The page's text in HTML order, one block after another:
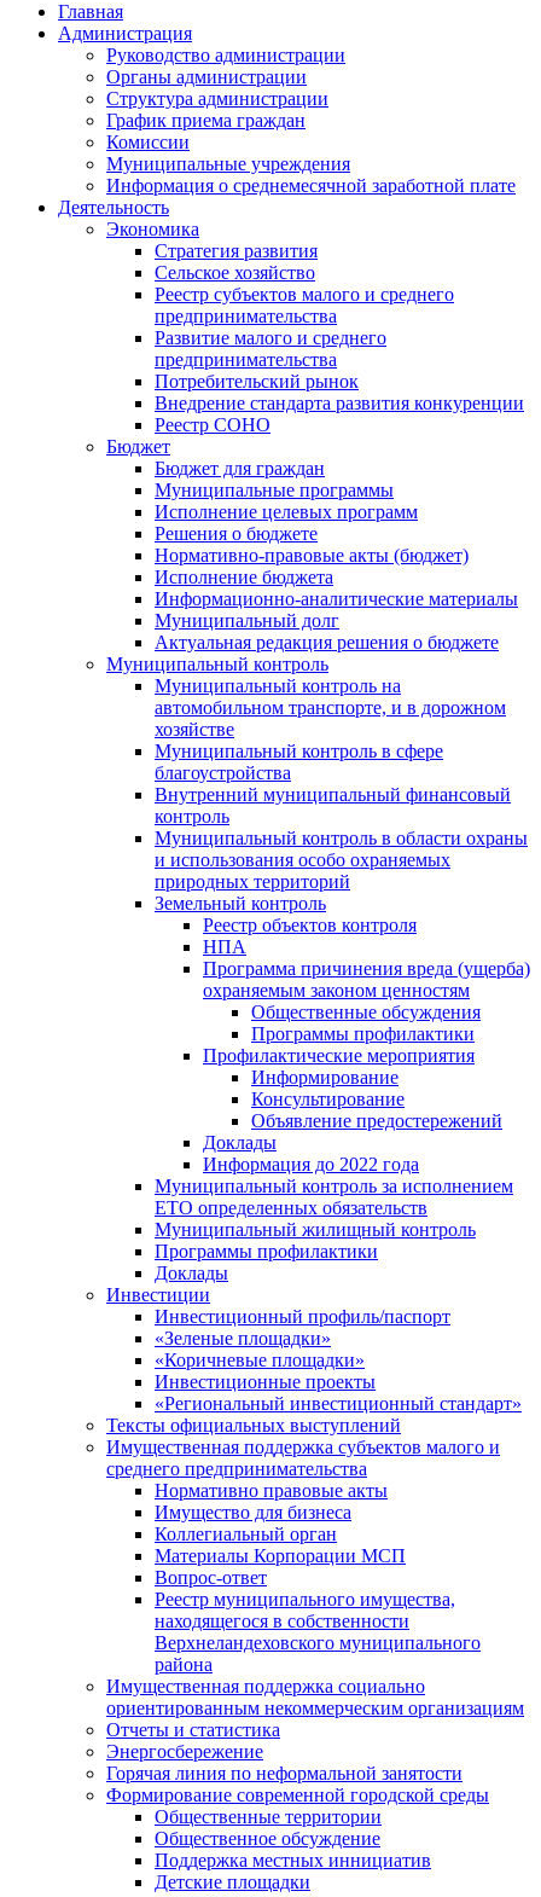
Главная
Администрация
Руководство администрации
Органы администрации
Структура администрации
График приема граждан
Комиссии
Муниципальные учреждения
Информация о среднемесячной заработной плате
Деятельность
Экономика
Стратегия развития
Сельское хозяйство
Реестр субъектов малого и среднего
предпринимательства
Развитие малого и среднего
предпринимательства
Потребительский рынок
Внедрение стандарта развития конкуренции
Реестр СОНО
Бюджет
Бюджет для граждан
Муниципальные программы
Исполнение целевых программ
Решения о бюджете
Нормативно-правовые акты (бюджет)
Исполнение бюджета
Информационно-аналитические материалы
Муниципальный долг
Актуальная редакция решения о бюджете
Муниципальный контроль
Муниципальный контроль на
автомобильном транспорте, и в дорожном
хозяйстве
Муниципальный контроль в сфере
благоустройства
Внутренний муниципальный финансовый
контроль
Муниципальный контроль в области охраны
и использования особо охраняемых
природных территорий
Земельный контроль
Реестр объектов контроля
НПА
Программа причинения вреда (ущерба)
охраняемым законом ценностям
Общественные обсуждения
Программы профилактики
Профилактические мероприятия
Информирование
Консультирование
Объявление предостережений
Доклады
Информация до 2022 года
Муниципальный контроль за исполнением
ЕТО определенных обязательств
Муниципальный жилищный контроль
Программы профилактики
Доклады
Инвестиции
Инвестиционный профиль/паспорт
«Зеленые площадки»
«Коричневые площадки»
Инвестиционные проекты
«Региональный инвестиционный стандарт»
Тексты официальных выступлений
Имущественная поддержка субъектов малого и
среднего предпринимательства
Нормативно правовые акты
Имущество для бизнеса
Коллегиальный орган
Материалы Корпорации МСП
Вопрос-ответ
Реестр муниципального имущества,
находящегося в собственности
Верхнеландеховского муниципального
района
Имущественная поддержка социально
ориентированным некоммерческим организациям
Отчеты и статистика
Энергосбережение
Горячая линия по неформальной занятости
Формирование современной городской среды
Общественные территории
Общественное обсуждение
Поддержка местных иннициатив
Детские площадки